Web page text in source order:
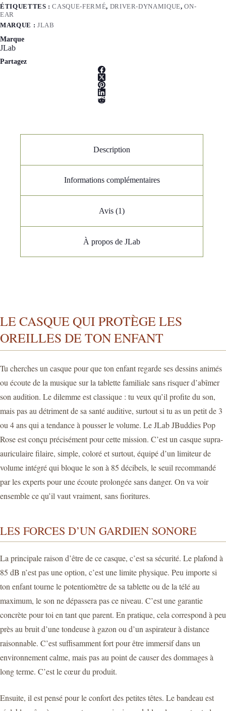
ÉTIQUETTES :CASQUE-FERMÉ, DRIVER-DYNAMIQUE,ON-
EAR
MARQUE : JLAB
Marque
JLab
Partagez
Description
Informations complémentaires
Avis (1)
À propos de JLab
LE CASQUE QUI PROTÈGE LES
OREILLES DE TON ENFANT
Tu cherches un casque pour que ton enfant regarde ses dessins animés
ou écoute de la musique sur la tablette familiale sans risquer d’abîmer
son audition. Le dilemme est classique : tu veux qu’il profite du son,
mais pas au détriment de sa santé auditive, surtout si tu as un petit de 3
ou 4 ans qui a tendance à pousser le volume. Le JLab JBuddies Pop
Rose est conçu précisément pour cette mission. C’est un casque supra-
auriculaire filaire, simple, coloré et surtout, équipé d’un limiteur de
volume intégré qui bloque le son à 85 décibels, le seuil recommandé
par les experts pour une écoute prolongée sans danger. On va voir
ensemble ce qu’il vaut vraiment, sans fioritures.
LES FORCES D’UN GARDIEN SONORE
La principale raison d’être de ce casque, c’est sa sécurité. Le plafond à
85 dB n’est pas une option, c’est une limite physique. Peu importe si
ton enfant tourne le potentiomètre de sa tablette ou de la télé au
maximum, le son ne dépassera pas ce niveau. C’est une garantie
concrète pour toi en tant que parent. En pratique, cela correspond à peu
près au bruit d’une tondeuse à gazon ou d’un aspirateur à distance
raisonnable. C’est suffisamment fort pour être immersif dans un
environnement calme, mais pas au point de causer des dommages à
long terme. C’est le cœur du produit.
Ensuite, il est pensé pour le confort des petites têtes. Le bandeau est